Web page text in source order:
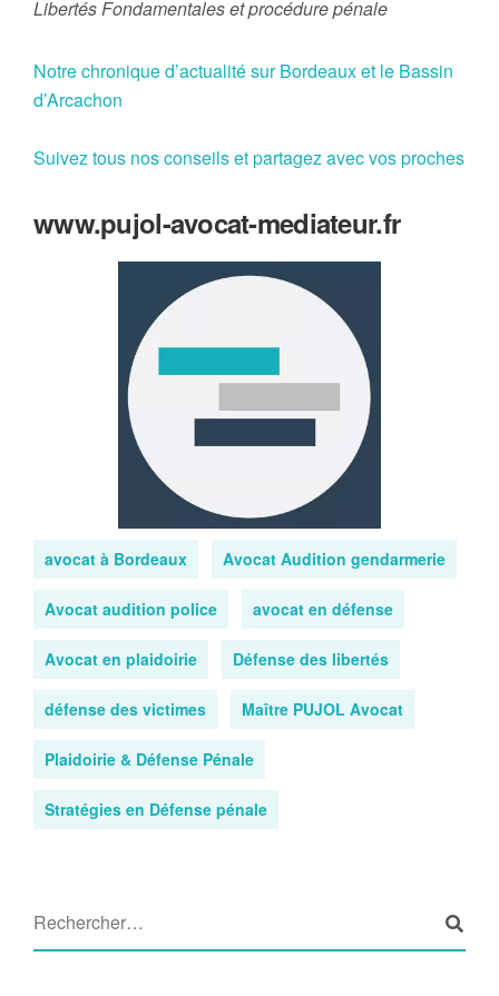
Libertés Fondamentales et procédure pénale
Notre chronique d’actualité sur Bordeaux et le Bassin
d’Arcachon
Suivez tous nos conseils et partagez avec vos proches
www.pujol-avocat-mediateur.fr
avocat à Bordeaux Avocat Audition gendarmerie
Avocat audition police avocat en défense
Avocat en plaidoirie Défense des libertés
défense des victimes Maître PUJOL Avocat
Plaidoirie & Défense Pénale
Stratégies en Défense pénale